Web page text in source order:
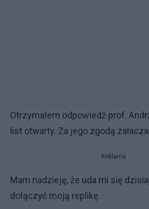
Otrzymałem odpowiedź prof.
list otwarty. Za jego zgodą
Reklama
Mam nadzieję, że uda mi się
dołączyć moją replikę.